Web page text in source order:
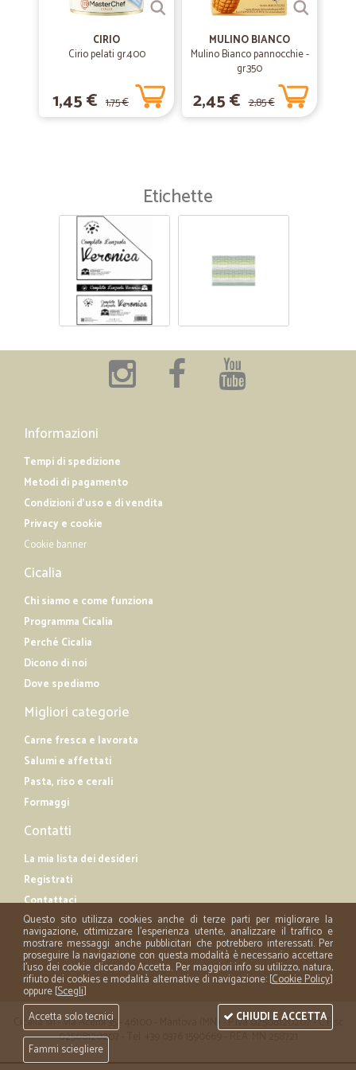
CIRIO
Cirio pelati gr.400
1,45 € 1,75 €
MULINO BIANCO
Mulino Bianco pannocchie -
gr.350
2,45 € 2,85 €
Etichette
Informazioni
Tempi di spedizione
Metodi di pagamento
Condizioni d'uso e di vendita
Privacy e cookie
Cookie banner
Cicalia
Chi siamo e come funziona
Programma Cicalia
Perché Cicalia
Dicono di noi
Dove spediamo
Migliori categorie
Carne fresca e lavorata
Salumi e affettati
Pasta, riso e cerali
Formaggi
Contatti
La mia lista dei desideri
Registrati
Contattaci
Cicalia srl - via Acerbi 35 - 46100 - Mantova (MN) - P.iva 02508120207 - C.Fisc
02508120207 - Tel. +39 0376 1590669 - REA: MN 258721
Questo sito utilizza cookies anche di terze parti per migliorare la
navigazione, ottimizzare l'esperienza utente, analizzare il traffico e
mostrare messaggi anche pubblicitari che potrebbero interessati. Per
proseguire la navigazione con questa modalità è necessario accettare
l'uso dei cookie cliccando Accetta. Per maggiori info su utilizzo, natura,
rifiuto dei cookies e modalità alternative di navigazione: [Cookie Policy]
oppure [Scegli]
Accetta solo tecnici
Fammi sciegliere
CHIUDI E ACCETTA